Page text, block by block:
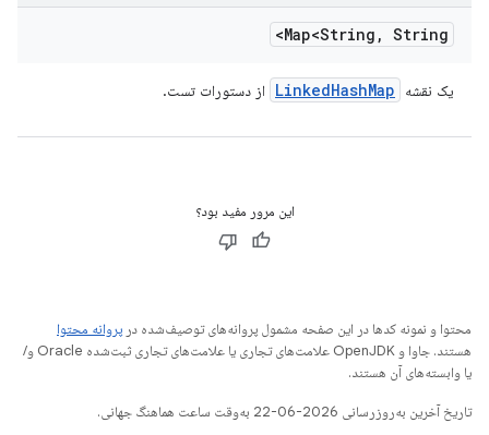
Map<String , String>
یک نقشه LinkedHashMap از دستورات تست.
این مرور مفید بود؟
محتوا و نمونه کدها در این صفحه مشمول پروانه‌های توصیف‌شده در پروانه محتوا
هستند. جاوا و OpenJDK علامت‌های تجاری یا علامت‌های تجاری ثبت‌شده Oracle و/
یا وابسته‌های آن هستند.
تاریخ آخرین به‌روزرسانی 2026-06-22 به‌وقت ساعت هماهنگ جهانی.